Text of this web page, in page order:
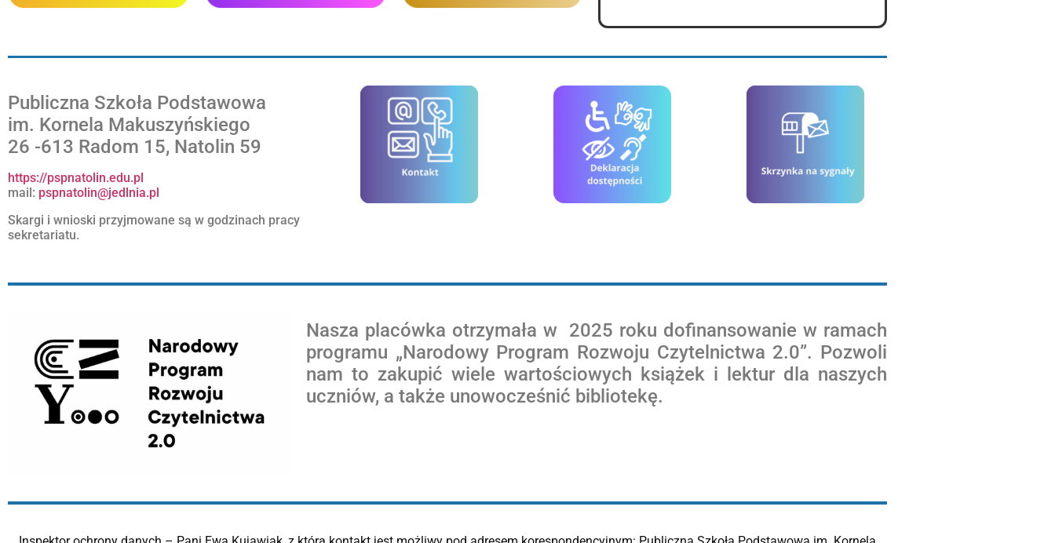
Publiczna Szkoła Podstawowa
im. Kornela Makuszyńskiego
26 -613 Radom 15, Natolin 59
https://pspnatolin.edu.pl
mail: pspnatolin@jedlnia.pl
Skargi i wnioski przyjmowane są w godzinach pracy
sekretariatu.
Nasza placówka otrzymała w 2025 roku dofinansowanie w ramach
programu „Narodowy Program Rozwoju Czytelnictwa 2.0”. Pozwoli
nam to zakupić wiele wartościowych książek i lektur dla naszych
uczniów, a także unowocześnić bibliotekę.